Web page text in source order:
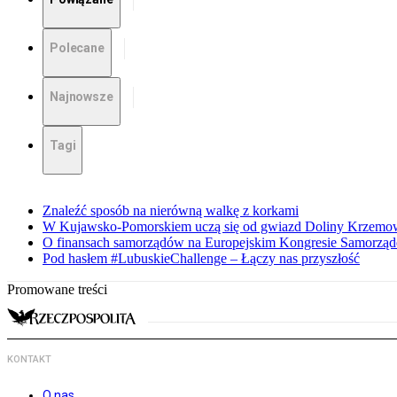
Polecane
Najnowsze
Tagi
Znaleźć sposób na nierówną walkę z korkami
W Kujawsko-Pomorskiem uczą się od gwiazd Doliny
O finansach samorządów na Europejskim Kongresie
Pod hasłem #LubuskieChallenge – Łączy nas przyszłość
Promowane treści
KONTAKT